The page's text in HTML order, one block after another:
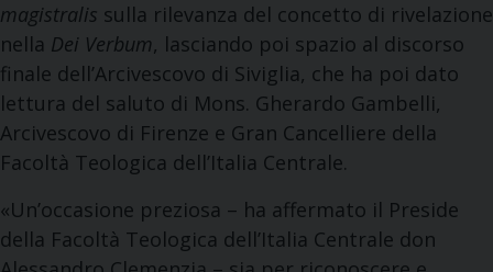
magistralis sulla rilevanza del concetto di rivelazione
nella Dei Verbum, lasciando poi spazio al discorso
finale dell’Arcivescovo di Siviglia, che ha poi dato
lettura del saluto di Mons. Gherardo Gambelli,
Arcivescovo di Firenze e Gran Cancelliere della
Facoltà Teologica dell’Italia Centrale.
«Un’occasione preziosa – ha affermato il Preside
della Facoltà Teologica dell’Italia Centrale don